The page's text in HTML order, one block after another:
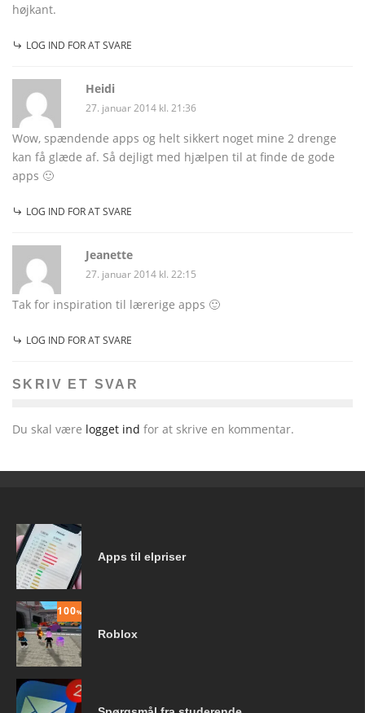
højkant.
LOG IND FOR AT SVARE
Heidi
27. januar 2014 kl. 21:36
Wow, spændende apps og helt sikkert noget mine 2 drenge
kan få glæde af. Så dejligt med hjælpen til at finde de gode
apps 🙂
LOG IND FOR AT SVARE
Jeanette
27. januar 2014 kl. 22:15
Tak for inspiration til lærerige apps 🙂
LOG IND FOR AT SVARE
SKRIV ET SVAR
Du skal være logget ind for at skrive en kommentar.
Apps til elpriser
100%
Roblox